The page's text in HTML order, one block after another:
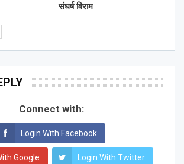
संघर्ष विराम
Connect with:
Login With Facebook
Google Login With Twitter